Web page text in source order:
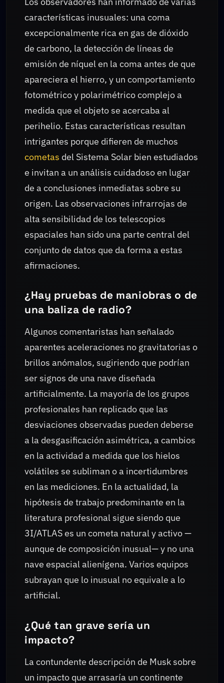
características inusuales: una coma
excepcionalmente rica en gas de dióxido
de carbono, la detección de líneas de
emisión de níquel en la coma antes de que
apareciera el hierro, y un comportamiento
fotométrico y polarimétrico complejo a
medida que el objeto se acercaba al
perihelio. Estas características resultan
intrigantes porque difieren de muchos
cometas del Sistema Solar bien estudiados
e invitan a un análisis cuidadoso en lugar
de a conclusiones inmediatas sobre su
origen. Las observaciones infrarrojas de
alta sensibilidad de los telescopios
espaciales han sido una parte central del
conjunto de datos que da forma a estas
afirmaciones.
¿Hay pruebas de maniobras o de
una baliza de radio?
Algunos comentaristas han señalado
aparentes aceleraciones no gravitatorias o
brillos anómalos, sugiriendo que podrían
ser signos de una nave diseñada
artificialmente. La mayoría de los grupos
profesionales han replicado que las
desviaciones observadas pueden deberse
a la desgasificación asimétrica, a cambios
en la actividad a medida que los hielos
volátiles se subliman o a incertidumbres
en las mediciones. En la actualidad, la
hipótesis de trabajo predominante en la
literatura profesional sigue siendo que
3I/ATLAS es un cometa natural y activo —
aunque de composición inusual— y no una
nave espacial alienígena. Varios equipos
subrayan que lo inusual no equivale a lo
artificial.
¿Qué tan grave sería un
impacto?
La contundente descripción de Musk sobre
un impacto que arrasaría un continente